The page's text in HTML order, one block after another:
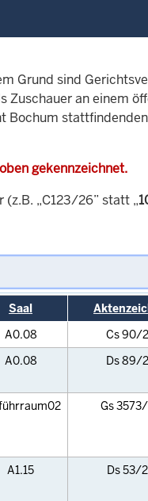
Grund sind
Zuschauer an einem
Bochum
gekennzeichnet.
„C123/26” statt „
Saal
A0.08
Cs 90/
A0.08 Ds 89/
Gs
A1.15 Ds 53/